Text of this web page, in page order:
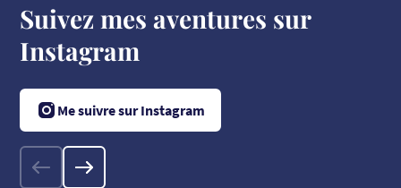
Suivez mes aventures sur
Instagram
Me suivre sur Instagram
PrécédentSuivant